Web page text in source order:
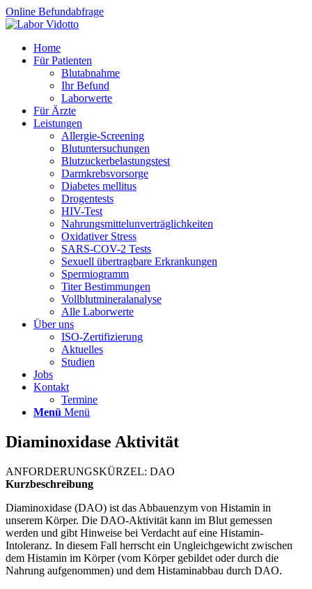
Online Befundabfrage
Home
Für Patienten
Blutabnahme
Ihr Befund
Laborwerte
Für Ärzte
Leistungen
Allergie-Screening
Blutuntersuchungen
Blutzucker­belastungstest
Darmkrebsvorsorge
Diabetes mellitus
Drogentests
HIV-Test
Nahrungsmittel­unverträglichkeiten
Oxidativer Stress
SARS-COV-2 Tests
Sexuell übertragbare Erkrankungen
Spermiogramm
Titer Bestimmungen
Vollblutmineralanalyse
Alle Laborwerte
Über uns
ISO-Zertifizierung
Aktuelles
Studien
Jobs
Kontakt
Termine
Menü Menü
Diaminoxidase Aktivität
ANFORDERUNGSKÜRZEL: DAO
Kurzbeschreibung
Diaminoxidase (DAO) ist das Abbauenzym von Histamin in
unserem Körper. Die DAO-Aktivität kann im Blut gemessen
werden und gibt Hinweise bei Verdacht auf eine Histamin-
Intoleranz. In diesem Fall herrscht ein Ungleichgewicht zwischen
dem Histamin im Körper (vom Körper gebildet oder durch die
Nahrung aufgenommen) und dem Histaminabbau durch DAO.